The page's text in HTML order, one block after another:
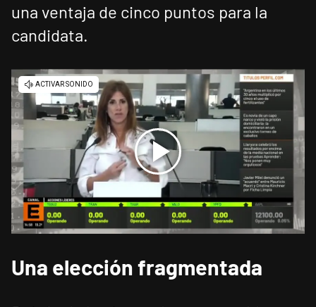
una ventaja de cinco puntos para la
candidata.
Una elección fragmentada